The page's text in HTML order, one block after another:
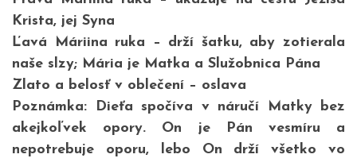
Krista, jej Syna
Ľavá Máriina ruka – drží šatku, aby zotierala
naše slzy; Mária je Matka a Služobnica Pána
Zlato a belosť v oblečení – oslava
Poznámka: Dieťa spočíva v náručí Matky bez
akejkoľvek opory. On je Pán vesmíru a
nepotrebuje oporu, lebo On drží všetko vo